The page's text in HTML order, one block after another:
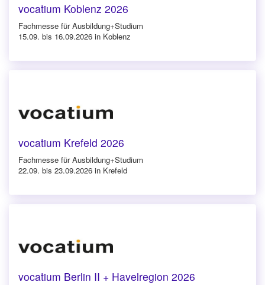
vocatium Koblenz 2026
Fachmesse für Ausbildung+Studium
15.09. bis 16.09.2026 in Koblenz
vocatium Krefeld 2026
Fachmesse für Ausbildung+Studium
22.09. bis 23.09.2026 in Krefeld
vocatium Berlin II + Havelregion 2026